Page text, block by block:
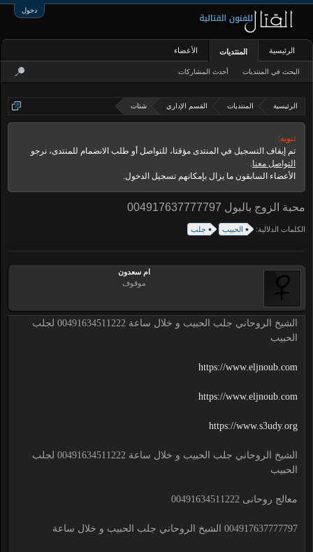
دخول
الرئيسية المنتديات القسم الإداري شتات
تنويه:
تم إيقاف التسجيل في المنتدى مؤقتا، للتواصل أو طلب الانضمام للمنتدى، نرجو
التواصل معنا.
الأعضاء السابقون ما يزال بإمكانهم تسجيل الدخول.
محبة الزوج بالبول 004917637777797
الكلمات الدلالية: الحبيب جلب
ام سعدون
موقوف
الشيخ الروحاني جلب الحبيب و خلال ساعة 00491634511222 لجلب
الحبيب
https://www.eljnoub.com
https://www.eljnoub.com
https://www.s3udy.org
الشيخ الروحاني جلب الحبيب و خلال ساعة 00491634511222 لجلب
الحبيب
معالج روحانى 00491634511222
004917637777797 الشيخ الروحاني جلب الحبيب و خلال ساعة
الرئيسية المنتديات
البحث في المنتديات أحدث المشاركات
الأعضاء